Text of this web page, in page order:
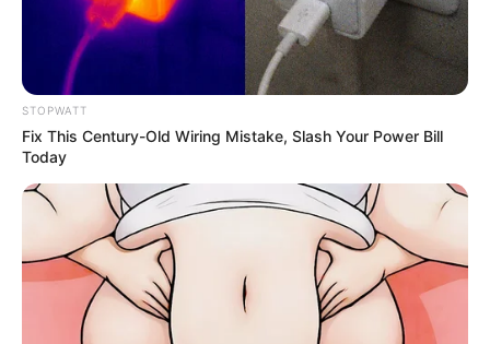
Surgeons: This Simple Method Ends Joint Pain &
Arthritis! Try It!
FORGE BODY
STOPWATT
Fix This Century-Old Wiring Mistake, Slash Your Power Bill
Today